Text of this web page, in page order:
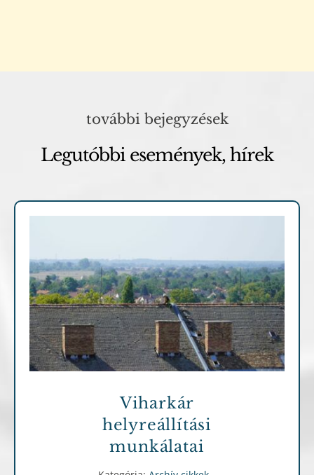
további bejegyzések
Legutóbbi események, hírek
Archív cikkek
Viharkár
helyreállítási
munkálatai